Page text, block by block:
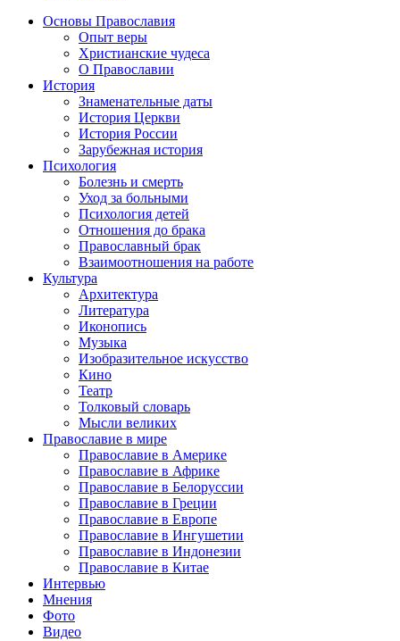
Основы Православия
Опыт веры
Христианские чудеса
О Православии
История
Знаменательные даты
История Церкви
История России
Зарубежная история
Психология
Болезнь и смерть
Уход за больными
Психология детей
Отношения до брака
Православный брак
Взаимоотношения на работе
Культура
Архитектура
Литература
Иконопись
Музыка
Изобразительное искусство
Кино
Театр
Толковый словарь
Мысли великих
Православие в мире
Православие в Америке
Православие в Африке
Православие в Белоруссии
Православие в Греции
Православие в Европе
Православие в Ингушетии
Православие в Индонезии
Православие в Китае
Интервью
Мнения
Фото
Видео